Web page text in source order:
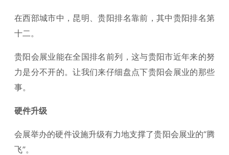
在西部城市中，昆明、贵阳排名靠前，其中贵阳排名第
十二。
贵阳会展业能在全国排名前列，这与贵阳市近年来的努
力是分不开的。让我们来仔细盘点下贵阳会展业的那些
事。
硬件升级
会展举办的硬件设施升级有力地支撑了贵阳会展业的“腾
飞”。